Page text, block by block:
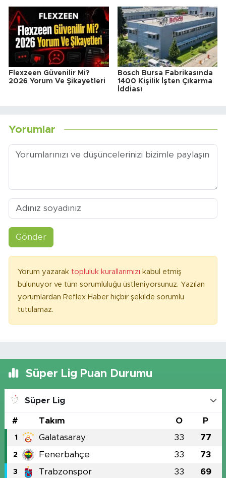
Flexzeen Güvenilir Mi?
2026 Yorum Ve Şikayetleri
Bosch Bursa Fabrikasında
1400 Kişilik İşten Çıkarma
İddiası
Yorumlar
Gönder
Yorum yazarak topluluk kurallarımızı kabul etmiş
bulunuyor ve tüm sorumluluğu üstleniyorsunuz. Yazılan
yorumlardan Reflex Haber hiçbir şekilde sorumlu
tutulamaz.
Süper Lig Puan Durumu
Süper Lig
# Takım O P
1 Galatasaray 33 77
2 Fenerbahçe 33 73
3 Trabzonspor 33 69